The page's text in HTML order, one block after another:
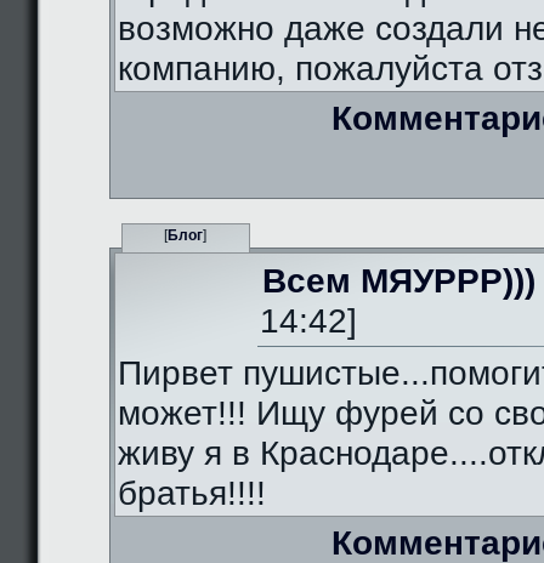
возможно даже создали
компанию, пожалуйста
[Блог]
Всем МЯУРРР)))
14:42]
Пирвет
может!!! Ищу фурей со
живу я в
братья!!!!